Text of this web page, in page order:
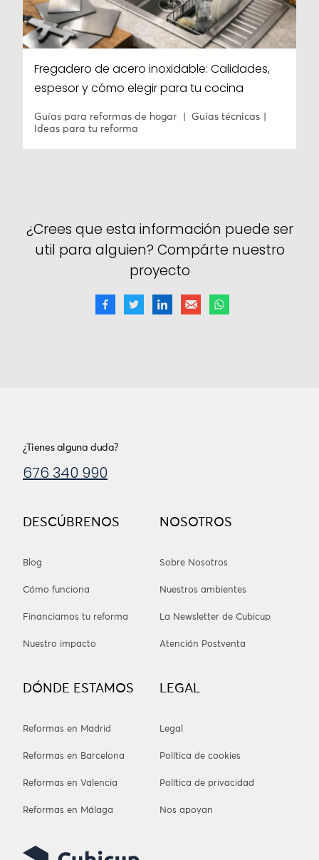
Fregadero de acero inoxidable: Calidades,
espesor y cómo elegir para tu cocina
Guías para reformas de hogar
Guías técnicas
Ideas para tu reforma
¿Crees que esta información puede ser
util para alguien? Compárte nuestro
proyecto
DESCÚBRENOS
Blog
Cómo funciona
Financiamos tu reforma
Nuestro impacto
NOSOTROS
Sobre Nosotros
Nuestros ambientes
La Newsletter de Cubicup
Atención Postventa
DÓNDE ESTAMOS
Reformas en Madrid
Reformas en Barcelona
Reformas en Valencia
Reformas en Málaga
LEGAL
Legal
Política de cookies
Política de privacidad
Nos apoyan
¿Tienes alguna duda?
676 340 990